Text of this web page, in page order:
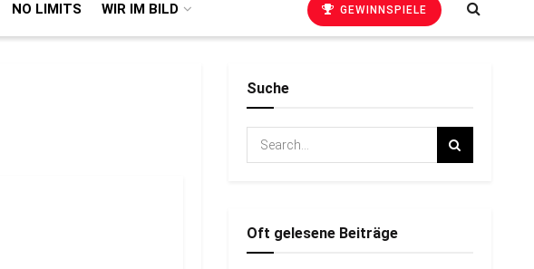
NO LIMITS WIR IM BILD GEWINNSPIELE
Suche
Oft gelesene Beiträge